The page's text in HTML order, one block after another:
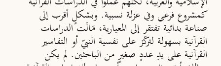
كمشروع فرعي وفي عزلة نسبية. وبشكلٍ أقرب إلى
صناعة بدائية تفتقر إلى المعيارية، مَالَت الدراسات
القرآنية بسهولة لتركّز على نفسية النبيّ أو التفاسير
القرآنية على يدِ عددٍ صغيرٍ من الباحثين. لم يكن